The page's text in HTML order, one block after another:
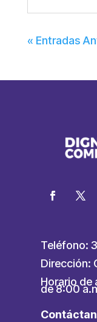
« Entradas
Teléfono:
Dirección:
Horario de
de 8:00